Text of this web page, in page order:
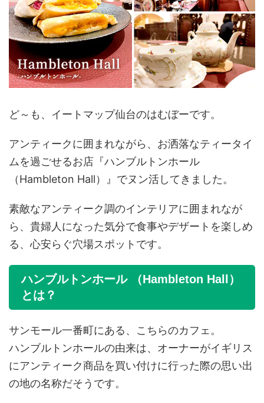
ど～も、イートマップ仙台のはむぼーです。
アンティークに囲まれながら、お洒落なティータイ
ムを過ごせるお店『ハンブルトンホール
（Hambleton Hall）』でヌン活してきました。
素敵なアンティーク調のインテリアに囲まれなが
ら、貴婦人になった気分で食事やデザートを楽しめ
る、心安らぐ穴場スポットです。
ハンブルトンホール （Hambleton Hall）
とは？
サンモール一番町にある、こちらのカフェ。
ハンブルトンホールの由来は、オーナーがイギリス
にアンティーク商品を買い付けに行った際の思い出
の地の名称だそうです。